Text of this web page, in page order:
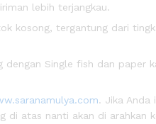
lebih terjangkau.
kosong, tergantung dari
dengan Single fish dan paper
. Jika Anda
di atas nanti akan di arahkan